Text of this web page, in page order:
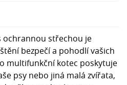
ochrannou střechou je
bezpečí a pohodlí vašich
multifunkční kotec poskytuje
psy nebo jiná malá zvířata,